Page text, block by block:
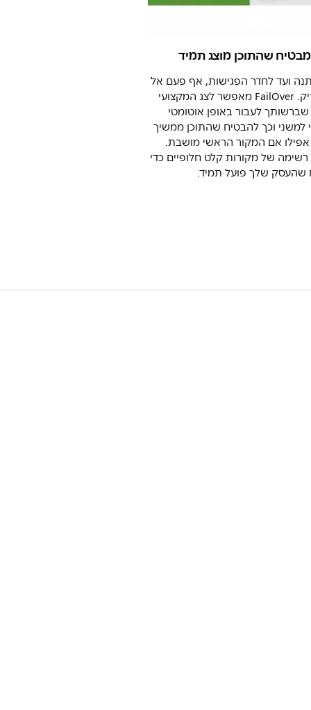
ועד לחדר הפגישות, אף פעם אל
תציג מסך ריק. FailOver מאפשר לצג המקצועי
לעבור באופן אוטומטי
וכך להבטיח שהתוכן ממשיך
אפילו אם המקור הראשי מושבת.
של מקורות קלט חלופיים כדי
שהעסק שלך פועל תמיד.